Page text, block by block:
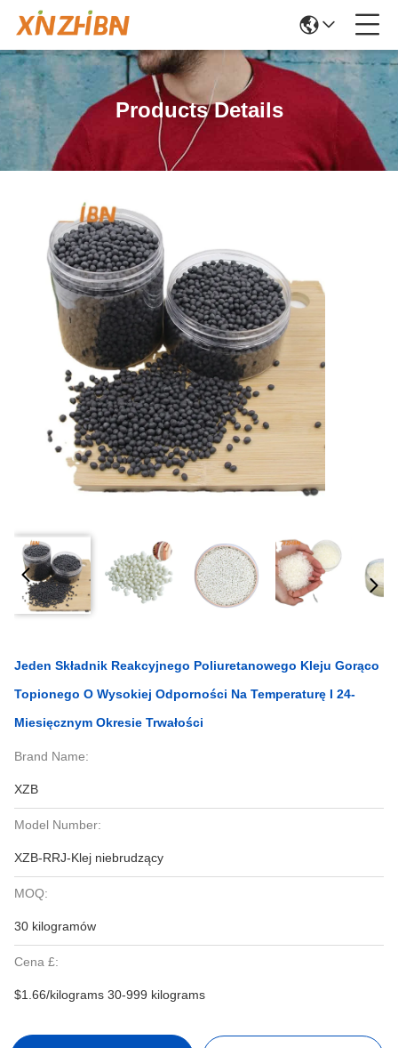
Products Details
Jeden Składnik Reakcyjnego Poliuretanowego Kleju Gorąco
Topionego O Wysokiej Odporności Na Temperaturę I 24-
Miesięcznym Okresie Trwałości
Brand Name:
XZB
Model Number:
XZB-RRJ-Klej niebrudzący
MOQ:
30 kilogramów
Cena £:
$1.66/kilograms 30-999 kilograms